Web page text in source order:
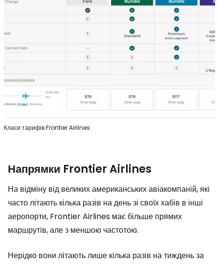
Класи тарифів Frontier Airlines
Напрямки Frontier Airlines
На відміну від великих американських авіакомпаній, які
часто літають кілька разів на день зі своїх хабів в інші
аеропорти, Frontier Airlines має більше прямих
маршрутів, але з меншою частотою.
Нерідко вони літають лише кілька разів на тиждень за